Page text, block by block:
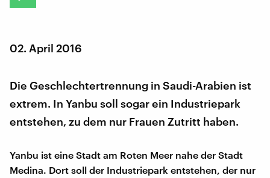
02. April 2016
Die Geschlechtertrennung in Saudi-Arabien ist
extrem. In Yanbu soll sogar ein Industriepark
entstehen, zu dem nur Frauen Zutritt haben.
Yanbu ist eine Stadt am Roten Meer nahe der Stadt
Medina. Dort soll der Industriepark entstehen, der nur